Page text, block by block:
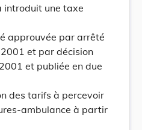
introduit une taxe
approuvée par arrêté
et par décision
et publiée en due
des tarifs à percevoir
ambulance à partir